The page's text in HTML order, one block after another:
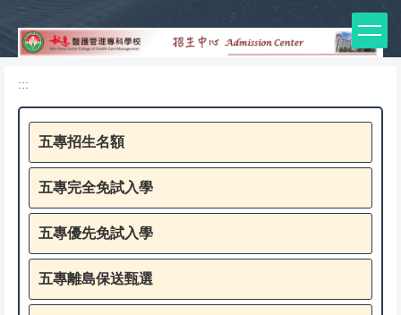
跳
到
內
容
:::
:::
五專招生名額
五專完全免試入學
五專優先免試入學
五專離島保送甄選